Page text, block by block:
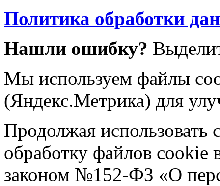
Политика обработки
Нашли ошибку?
Мы используем файлы
(Яндекс.Метрика) для
Продолжая использовать
обработку файлов cookie
законом №152-ФЗ «О